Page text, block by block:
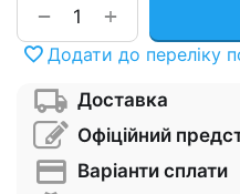
+
−
Додати до переліку
Доставка
Офіційний
Варіанти сплати